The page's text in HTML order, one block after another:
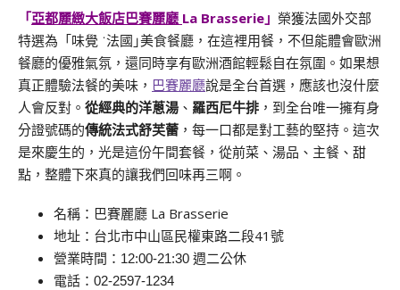
「亞都麗緻大飯店巴賽麗廳 La Brasserie」 榮獲法國外交部
特選為「味覺 ˙法國｣美食餐廳，在這裡用餐，不但能體會歐洲
餐廳的優雅氣氛，還同時享有歐洲酒館輕鬆自在氛圍。如果想
真正體驗法餐的美味， 巴賽麗廳說是全台首選，應該也沒什麼
人會反對。 從經典的洋蔥湯 、 羅西尼牛排 ，到全台唯一擁有身
分證號碼的傳統法式舒芙蕾 ，每一口都是對工藝的堅持。這次
是來慶生的，光是這份午間套餐，從前菜、湯品、主餐、甜
點，整體下來真的讓我們回味再三啊。
名稱：巴賽麗廳 La Brasserie
地址：台北市中山區民權東路二段41號
營業時間：12:00-21:30 週二公休
電話：02-2597-1234